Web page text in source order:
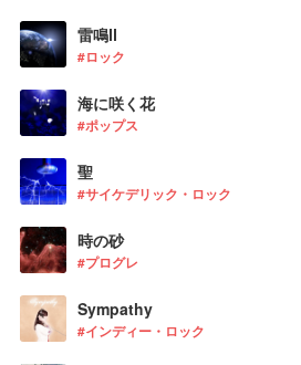
雷鳴Ⅱ
#ロック
海に咲く花
#ポップス
聖
#サイケデリック・ロック
時の砂
#プログレ
Sympathy
#インディー・ロック